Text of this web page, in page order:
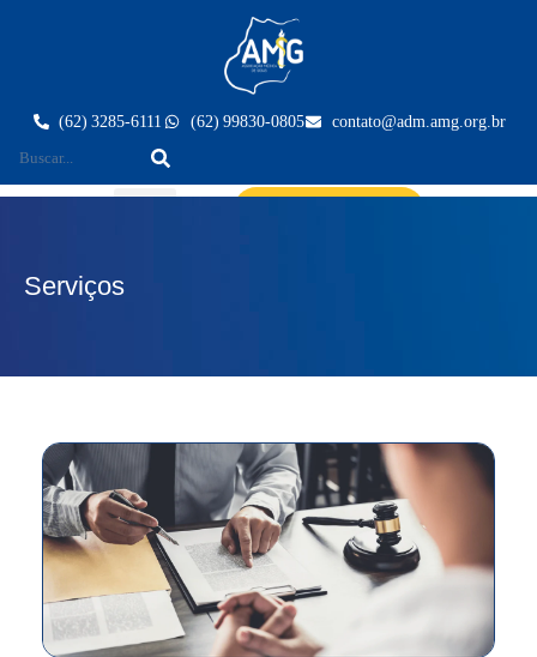
(62) 3285-6111 (62) 99830-0805 contato@adm.amg.org.br
Serviços